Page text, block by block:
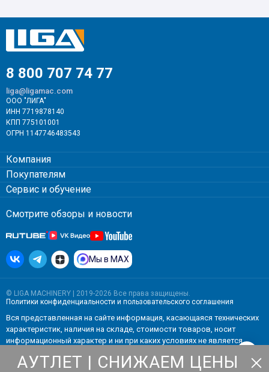
8 800 707 74 77
liga@ligamac.com
ООО "ЛИГА"
ИНН 7719878140
КПП 775101001
ОГРН 1147746483543
Компания
Покупателям
Сервис и обучение
Смотрите обзоры и новости
Мы в MAX
© LIGA MACHINERY | 2019-2026 Все права защищены.
Политики конфиденциальности и пользовательского соглашения
Вся представленная на сайте информация, касающаяся технических
характеристик, наличия на складе, стоимости товаров, носит
информационный характер и ни при каких условиях не является
Гражданского кодекса РФ
АУТЛЕТ | СНИЖАЕМ ЦЕНЫ